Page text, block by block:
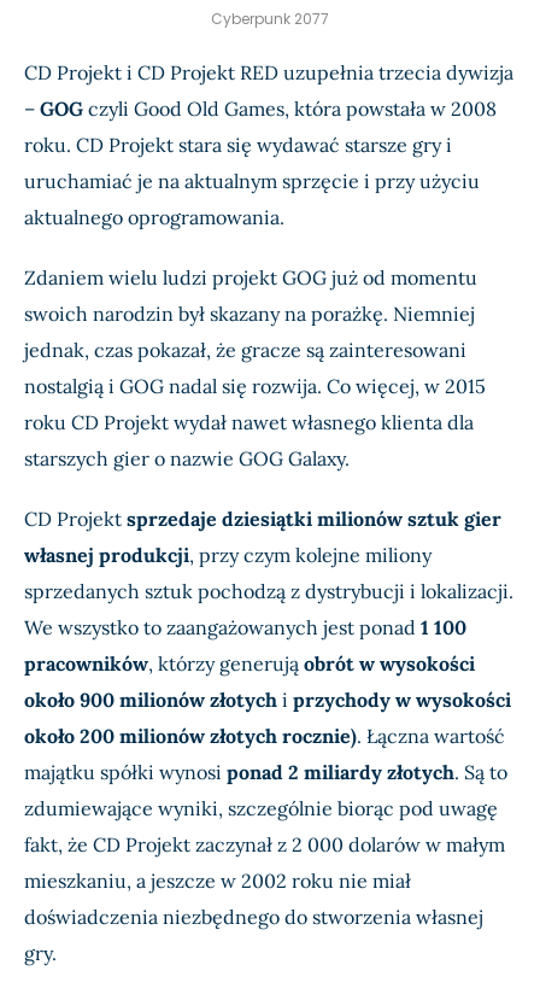
Cyberpunk 2077
CD Projekt i CD Projekt RED uzupełnia trzecia dywizja
– GOG czyli Good Old Games, która powstała w 2008
roku. CD Projekt stara się wydawać starsze gry i
uruchamiać je na aktualnym sprzęcie i przy użyciu
aktualnego oprogramowania.
Zdaniem wielu ludzi projekt GOG już od momentu
swoich narodzin był skazany na porażkę. Niemniej
jednak, czas pokazał, że gracze są zainteresowani
nostalgią i GOG nadal się rozwija. Co więcej, w 2015
roku CD Projekt wydał nawet własnego klienta dla
starszych gier o nazwie GOG Galaxy.
CD Projekt sprzedaje dziesiątki milionów sztuk gier
własnej produkcji, przy czym kolejne miliony
sprzedanych sztuk pochodzą z dystrybucji i lokalizacji.
We wszystko to zaangażowanych jest ponad 1 100
pracowników, którzy generują obrót w wysokości
około 900 milionów złotych i przychody w wysokości
około 200 milionów złotych rocznie). Łączna wartość
majątku spółki wynosi ponad 2 miliardy złotych. Są to
zdumiewające wyniki, szczególnie biorąc pod uwagę
fakt, że CD Projekt zaczynał z 2 000 dolarów w małym
mieszkaniu, a jeszcze w 2002 roku nie miał
doświadczenia niezbędnego do stworzenia własnej
gry.